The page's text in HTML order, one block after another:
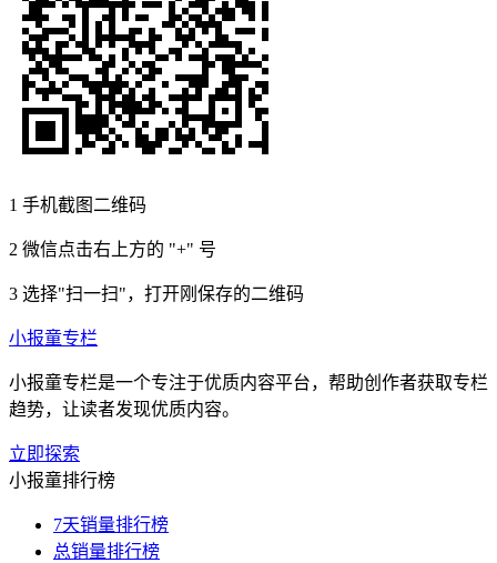
1 手机截图二维码
2 微信点击右上方的 "+" 号
3 选择"扫一扫"，打开刚保存的二维码
小报童专栏
小报童专栏是一个专注于优质内容平台，帮助创作者获取专栏
趋势，让读者发现优质内容。
立即探索
小报童排行榜
7天销量排行榜
总销量排行榜